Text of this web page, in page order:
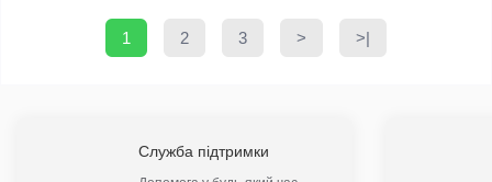
1 2 3 > >|
Служба підтримки